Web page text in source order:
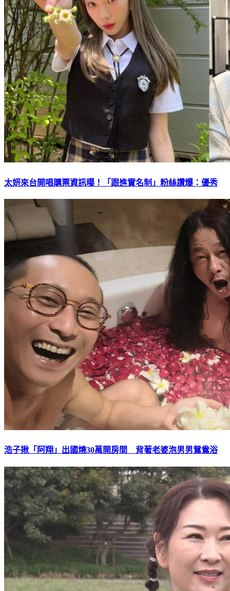
太妍來台開唱購票資訊曝！「跟進實名制」粉絲讚爆：優秀
浩子揪「阿翔」出國燒30萬開房間 背著老婆泡男男鴛鴦浴